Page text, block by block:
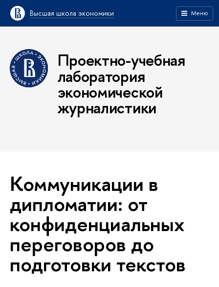
Высшая школа экономики Меню
Проектно-учебная
лаборатория
экономической
журналистики
Коммуникации в
дипломатии: от
конфиденциальных
переговоров до
подготовки текстов